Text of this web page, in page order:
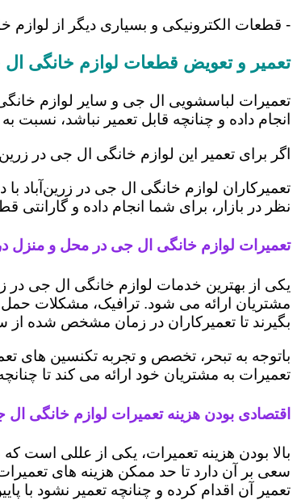
- قطعات الکترونیکی و بسیاری دیگر از
تعمیر و تعویض قطعات لوازم خانگی ال
تعمیرات لباسشویی ال جی و سایر لوازم
انجام داده و چنانچه قابل تعمیر نباشد، نسبت
اگر برای تعمیر این لوازم خانگی ال جی در
تعمیرکاران لوازم خانگی ال جی در زرین‌آباد
نظر در بازار، برای شما انجام داده و
تعمیرات لوازم خانگی ال جی در محل و منزل در
یکی از بهترین خدمات لوازم خانگی ال جی
مشتریان ارائه می شود. ترافیک، مشکلات
بگیرند تا تعمیرکاران در زمان مشخص شده
باتوجه به تبحر، تخصص و تجربه تکنسین های
تعمیرات به مشتریان خود ارائه می کند تا
اقتصادی بودن هزینه تعمیرات لوازم خانگی ال
بالا بودن هزینه تعمیرات، یکی از عللی است
سعی بر آن دارد تا حد ممکن هزینه های
تعمیر آن اقدام کرده و چنانچه تعمیر نشود با